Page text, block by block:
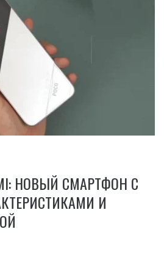
НОВЫЙ СМАРТФОН С
И